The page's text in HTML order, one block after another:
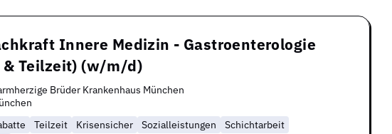
Innere Medizin - Gastroenterologie
& Teilzeit) (w/m/d)
Brüder Krankenhaus München
Teilzeit Krisensicher Sozialleistungen
Schichtarbeit